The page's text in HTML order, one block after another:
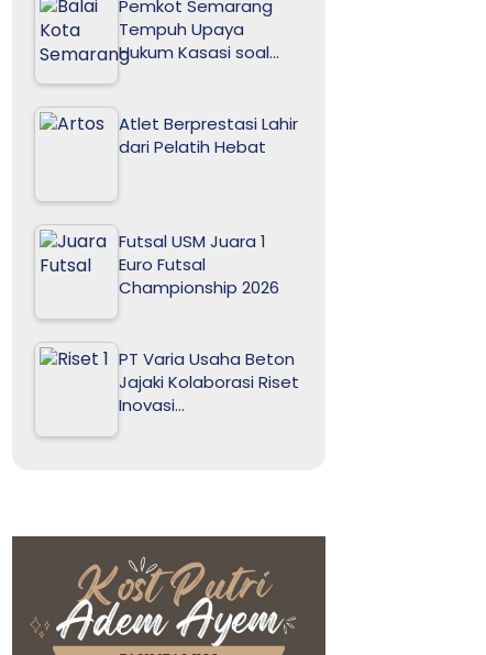
Pemkot Semarang
Tempuh Upaya
Hukum Kasasi soal…
Atlet Berprestasi Lahir
dari Pelatih Hebat
Futsal USM Juara 1
Euro Futsal
Championship 2026
PT Varia Usaha Beton
Jajaki Kolaborasi Riset
Inovasi…